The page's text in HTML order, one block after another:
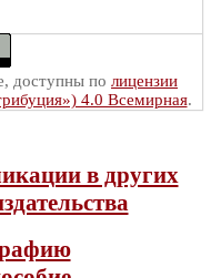
доступны по лицензии
4.0 Всемирная.
в других